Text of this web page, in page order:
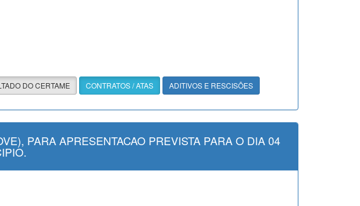
DO CERTAME CONTRATOS / ATAS ADITIVOS E RESCISÕES
PARA APRESENTACAO PREVISTA PARA O DIA 04